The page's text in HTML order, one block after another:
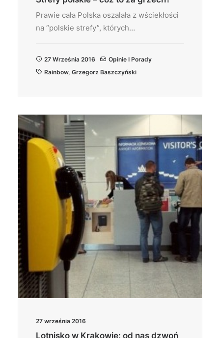
Prawie cała Polska oszalała z wściekłości
na “polskie strefy”, których…
27 Września 2016
Opinie I Porady
Rainbow, Grzegorz Baszczyński
27 września 2016
Lotnisko w Krakowie: od nas dzwoń